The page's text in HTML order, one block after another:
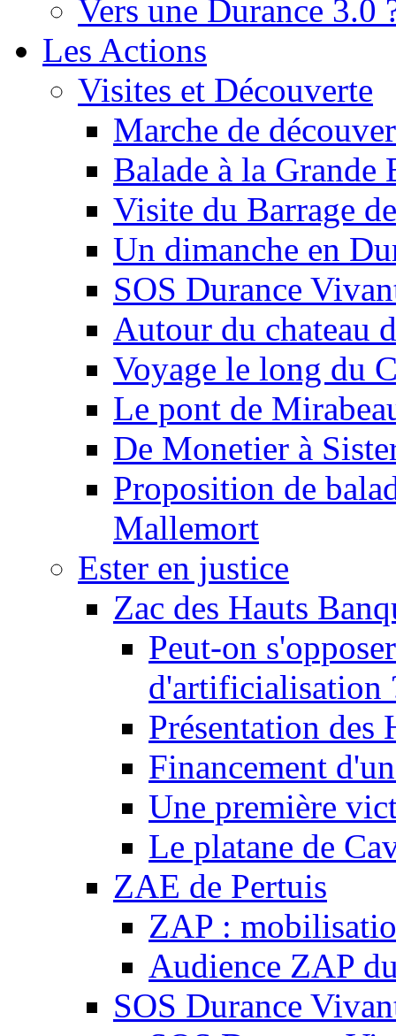
Vers une Durance 3.0
Les Actions
Visites et Découverte
Marche de
Balade à la Grande
Visite du Barrage
Un dimanche en
SOS Durance
Autour du chateau
Voyage le long du
Le pont de
De Monetier à
Proposition de
Mallemort
Ester en justice
Zac des Hauts
Peut-on
d'artificialisation
Présentation des
Financement
Une première
Le platane de
ZAE de Pertuis
ZAP :
Audience ZAP
SOS Durance